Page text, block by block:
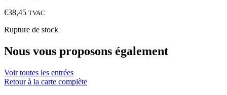
€38,45 TVAC
Rupture de stock
Nous vous proposons également
Voir toutes les entrées
Retour à la carte complète